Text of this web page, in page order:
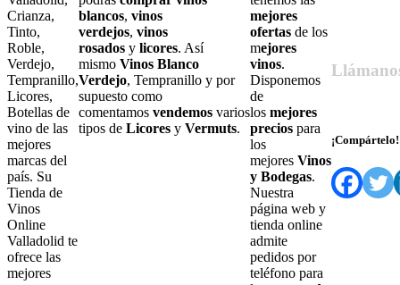
Crianza,
Tinto,
Roble,
Verdejo,
Tempranillo,
Licores,
Botellas de
vino de las
mejores
marcas del
país. Su
Tienda de
Vinos
Online
Valladolid te
ofrece las
mejores
blancos, vinos
verdejos, vinos
rosados y licores. Así
mismo Vinos Blanco
Verdejo, Tempranillo y por
supuesto como
comentamos vendemos varios
tipos de Licores y Vermuts.
mejores
ofertas de los
mejores
vinos.
Disponemos
de
los mejores
precios para
los
mejores Vinos
y Bodegas.
Nuestra
página web y
tienda online
admite
pedidos por
teléfono para
¡Compártelo!